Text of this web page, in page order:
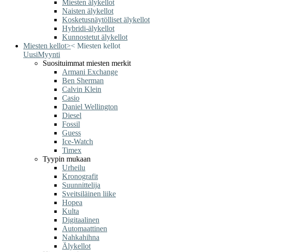
Miesten älykellot
Naisten älykellot
Kosketusnäytölliset älykellot
Hybridi-älykellot
Kunnostetut älykellot
Miesten kellot>< Miesten kellot
UusiMyynti
Suosituimmat miesten merkit
Armani Exchange
Ben Sherman
Calvin Klein
Casio
Daniel Wellington
Diesel
Fossil
Guess
Ice-Watch
Timex
Tyypin mukaan
Urheilu
Kronografit
Suunnittelija
Sveitsiläinen liike
Hopea
Kulta
Digitaalinen
Automaattinen
Nahkahihna
Älykellot